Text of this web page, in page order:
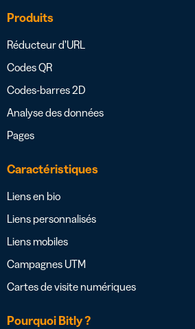
Produits
Réducteur d’URL
Codes QR
Codes-barres 2D
Analyse des données
Pages
Caractéristiques
Liens en bio
Liens personnalisés
Liens mobiles
Campagnes UTM
Cartes de visite numériques
Pourquoi Bitly ?